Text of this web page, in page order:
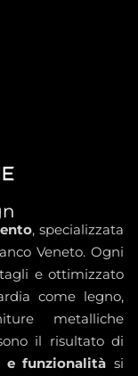
, specializzata
Veneto. Ogni
e ottimizzato
come legno,
metalliche
il risultato di
e funzionalità si